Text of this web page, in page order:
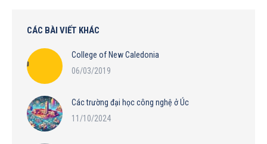
CÁC BÀI VIẾT KHÁC
College of New Caledonia
06/03/2019
Các trường đại học công nghệ ở Úc
11/10/2024